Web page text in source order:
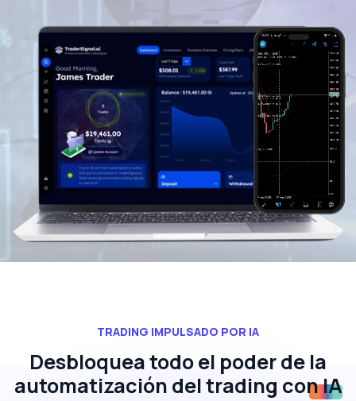
TRADING IMPULSADO POR IA
Desbloquea todo el poder de la
automatización del trading con IA